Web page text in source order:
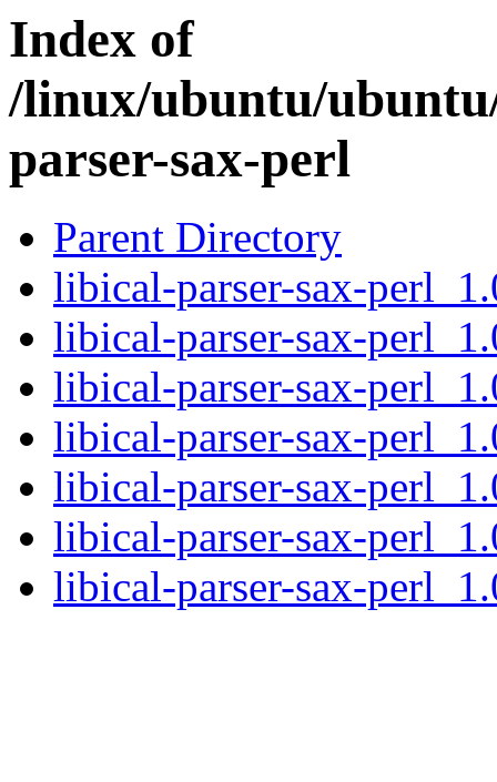
Index of
/linux/ubuntu/
parser-sax-perl
Parent Directory
libical-parser-sax-
libical-parser-sax-
libical-parser-sax-
libical-parser-sax-
libical-parser-sax-
libical-parser-sax-
libical-parser-sax-